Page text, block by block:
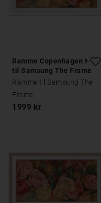
Ramme Copenhagen Hvid
til Samsung The Frame
Ramme til Samsung The
Frame
1999 kr